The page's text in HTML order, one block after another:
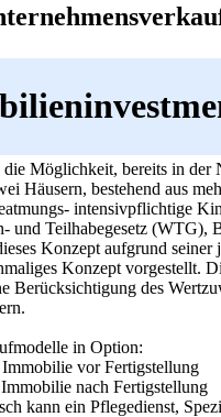
die Möglichkeit, bereits in der
Häusern, bestehend aus
intensivpflichtige
und Teilhabegesetz (WTG),
Konzept aufgrund
Konzept vorgestellt.
Berücksichtigung des
in Option:
vor Fertigstellung
nach Fertigstellung
kann ein Pflegedienst,